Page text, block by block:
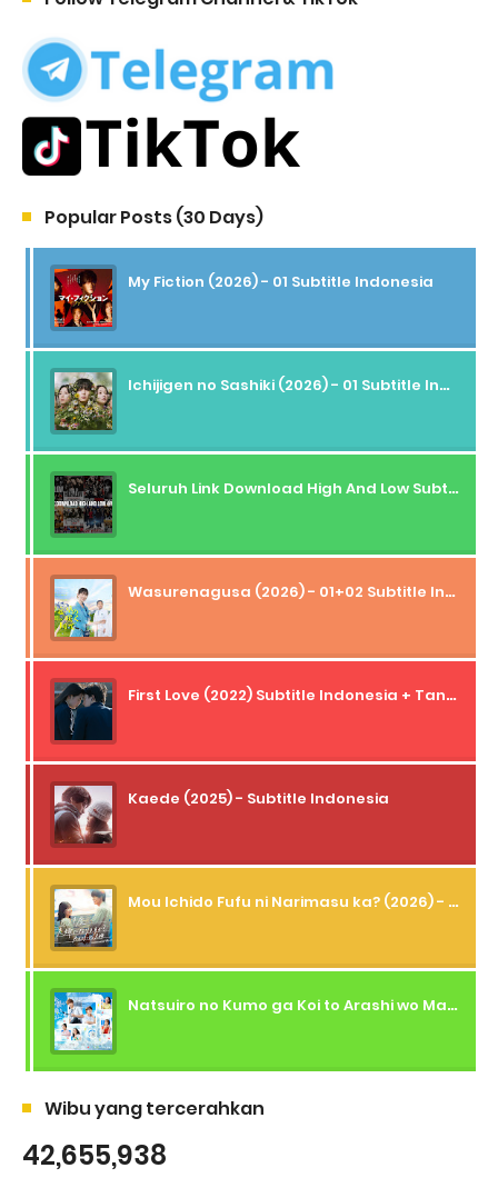
Popular Posts (30 Days)
My Fiction (2026) - 01 Subtitle Indonesia
Ichijigen no Sashiki (2026) - 01 Subtitle Indonesia
Seluruh Link Download High And Low Subtitle Indonesia
Wasurenagusa (2026) - 01+02 Subtitle Indonesia
First Love (2022) Subtitle Indonesia + Tanpa Iklan + Streaming + 1080p
Kaede (2025) - Subtitle Indonesia
Mou Ichido Fufu ni Narimasu ka? (2026) - 01 Subtitle Indonesia
Natsuiro no Kumo ga Koi to Arashi wo Makiokosu (2026) - 01 Subtitle Indonesia
Wibu yang tercerahkan
42,655,938